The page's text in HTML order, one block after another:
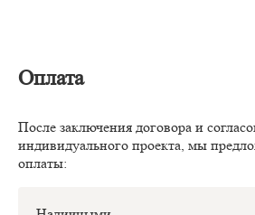
Оплата
После заключения договора и
индивидуального проекта, мы
оплаты: